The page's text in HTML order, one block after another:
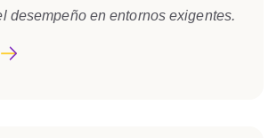
desempeño en entornos exigentes.